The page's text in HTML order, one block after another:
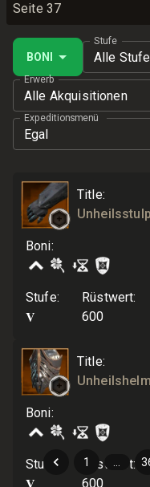
Seite 37
BONI
Stufe
Alle
Erwerb
Alle Akquisitionen
Expeditionsmenü
Egal
Title:
Boni:
Stufe:
V
Rüstwert:
600
Title:
Unheilshelm
Boni:
Stufe: Rüstwert:
600
1